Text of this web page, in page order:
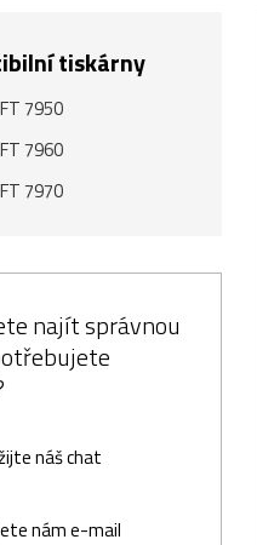
tiskárny
7950
7960
7970
najít správnou
náš chat
nám e-mail